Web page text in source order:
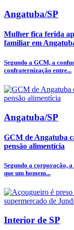
Angatuba/SP
Mulher fica ferida
familiar em
Segundo a GCM, a
confraternização entre...
Angatuba/SP
GCM de Angatuba
pensão alimentícia
Segundo a corporação,
que um homem...
Interior de SP